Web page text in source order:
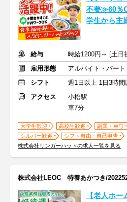
不要≫60％
学生から主
給与
雇用形態
アルバイト・パート
シフト
週1日以上 1日3時間
アクセス
小松駅
車7分
大学生歓迎 高校生歓迎
副業・Ｗワ
シルバー歓迎
シフト自由・自己申告
株式会社リンガーハットの求人一覧を見る
株式会社LEOC 特養あかつき/
【老人ホ